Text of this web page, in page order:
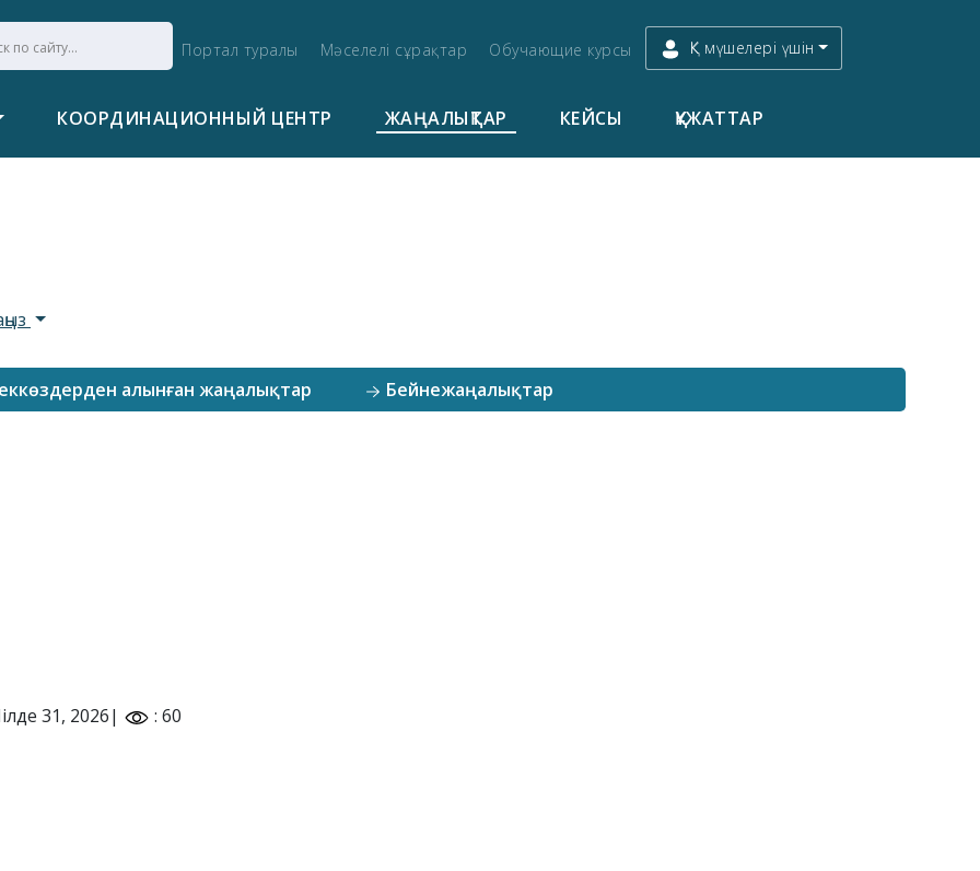
Портал туралы Мәселелі сұрақтар Обучающие курсы ҚК мүшелері үшін
КООРДИНАЦИОННЫЙ ЦЕНТР ЖАҢАЛЫҚТАР КЕЙСЫ ҚҰЖАТТАР
алынған жаңалықтар Бейнежаңалықтар
31, 2026| : 60